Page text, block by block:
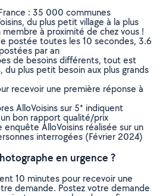
: 35 000 communes
du plus petit village à la plus
membre à proximité de chez vous !
postée toutes les 10 secondes, 3.6
par an
de besoins différents, tout est
du plus petit besoin aux plus grands
recevoir une première réponse à
AlloVoisins sur 5* indiquent
un bon rapport qualité/prix
enquête AlloVoisins réalisée sur un
interrogées (Février 2024)
en urgence ?
10 minutes pour recevoir une
demande. Postez votre demande